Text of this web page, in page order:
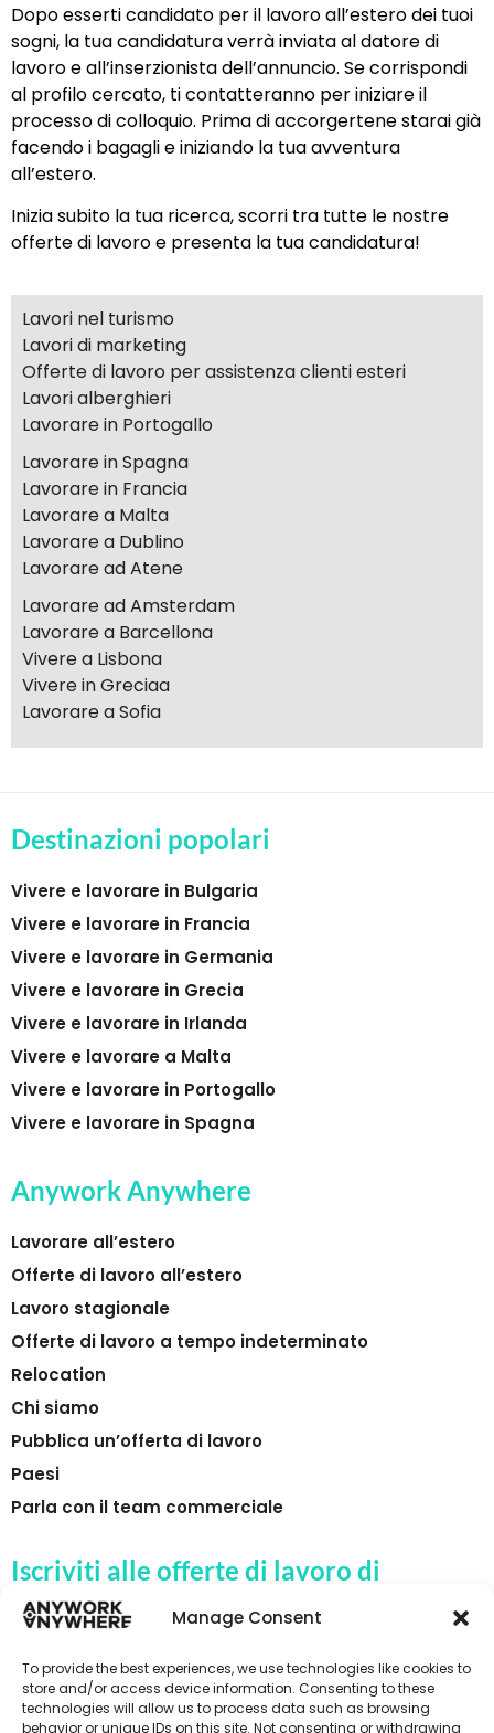
Manage Consent
To provide the best experiences, we use technologies like cookies to
store and/or access device information. Consenting to these
technologies will allow us to process data such as browsing
behavior or unique IDs on this site. Not consenting or withdrawing
Dopo esserti candidato per il lavoro all’estero dei tuoi
sogni, la tua candidatura verrà inviata al datore di
lavoro e all’inserzionista dell’annuncio. Se corrispondi
al profilo cercato, ti contatteranno per iniziare il
processo di colloquio. Prima di accorgertene starai già
facendo i bagagli e iniziando la tua avventura
all’estero.
Inizia subito la tua ricerca, scorri tra tutte le nostre
offerte di lavoro e presenta la tua candidatura!
Lavori nel turismo
Lavori di marketing
Offerte di lavoro per assistenza clienti esteri
Lavori alberghieri
Lavorare in Portogallo
Lavorare in Spagna
Lavorare in Francia
Lavorare a Malta
Lavorare a Dublino
Lavorare ad Atene
Lavorare ad Amsterdam
Lavorare a Barcellona
Vivere a Lisbona
Vivere in Greciaa
Lavorare a Sofia
Destinazioni popolari
Vivere e lavorare in Bulgaria
Vivere e lavorare in Francia
Vivere e lavorare in Germania
Vivere e lavorare in Grecia
Vivere e lavorare in Irlanda
Vivere e lavorare a Malta
Vivere e lavorare in Portogallo
Vivere e lavorare in Spagna
Anywork Anywhere
Lavorare all’estero
Offerte di lavoro all’estero
Lavoro stagionale
Offerte di lavoro a tempo indeterminato
Relocation
Chi siamo
Pubblica un’offerta di lavoro
Paesi
Parla con il team commerciale
Iscriviti alle offerte di lavoro di
Anywork Anywhere
🌞 RICEVI LE OFFERTE DI LAVORO